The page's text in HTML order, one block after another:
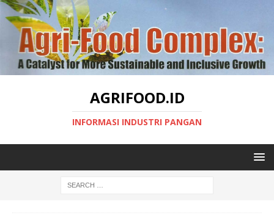
AGRIFOOD.ID
INFORMASI INDUSTRI PANGAN